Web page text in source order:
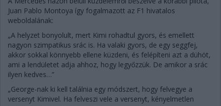
Juan Pablo Montoya így fogalmazott az F1 hivatalos
weboldalának:
„A helyzet bonyolult, mert Kimi rohadtul gyors, és emellett
nagyon szimpatikus srác is. Ha valaki gyors, de egy seggfej,
akkor sokkal könnyebb ellene küzdeni, és felépíteni azt a dühöt,
ami a lendületet adja ahhoz, hogy legyőzzük. De amikor a srác
ilyen kedves…”
„George-nak ki kell találnia egy módszert, hogy felvegye a
versenyt Kimivel. Ha felveszi vele a versenyt, kényelmetlen